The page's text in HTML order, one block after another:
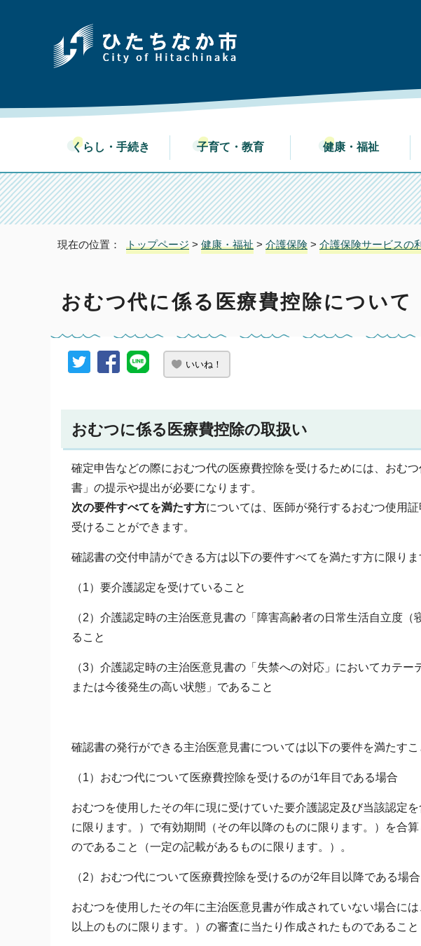
くらし・手続き 子育て・教育 健康・福祉
現在の位置： トップページ > 健康・福祉 > 介護保険 > 介護保険サービスの
おむつ代に係る医療費控除について
いいね！
おむつに係る医療費控除の取扱い
確定申告などの際におむつ代の医療費控除を受けるためには、おむ
書」の提示や提出が必要になります。
次の要件すべてを満たす方については、医師が発行するおむつ使用
受けることができます。
確認書の交付申請ができる方は以下の要件すべてを満たす方に限りま
（1）要介護認定を受けていること
（2）介護認定時の主治医意見書の「障害高齢者の日常生活自立度
ること
（3）介護認定時の主治医意見書の「失禁への対応」においてカテ
または今後発生の高い状態」であること
確認書の発行ができる主治医意見書については以下の要件を満たすこ
（1）おむつ代について医療費控除を受けるのが1年目である場合
おむつを使用したその年に現に受けていた要介護認定及び当該認定
に限ります。）で有効期間（その年以降のものに限ります。）を合
のであること（一定の記載があるものに限ります。）。
（2）おむつ代について医療費控除を受けるのが2年目以降である場合
おむつを使用したその年に主治医意見書が作成されていない場合に
以上のものに限ります。）の審査に当たり作成されたものであるこ